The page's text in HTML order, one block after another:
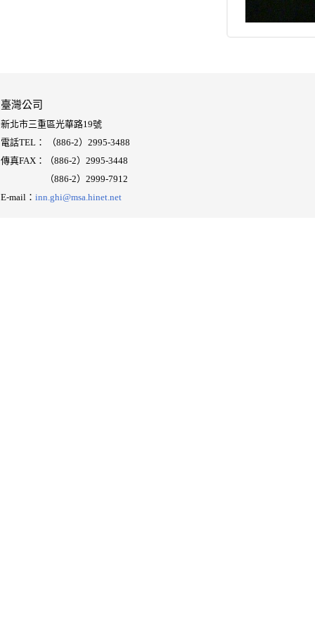
臺灣公司
新北市三重區光華路19號
電話TEL： （886-2）2995-3488
傳真FAX：（886-2）2995-3448
（886-2） 2999-7912
E-mail： inn.ghi@msa.hinet.net